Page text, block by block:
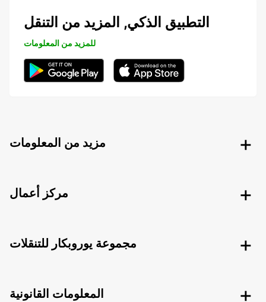
التطبيق الذكي, المزيد من التنقل
للمزيد من المعلومات
مزيد من المعلومات
مركز أعمال
مجموعة يوروبكار للتنقلات
المعلومات القانونية